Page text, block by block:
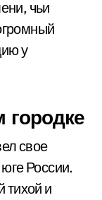
чьи
у
городке
свое
России.
тихой и